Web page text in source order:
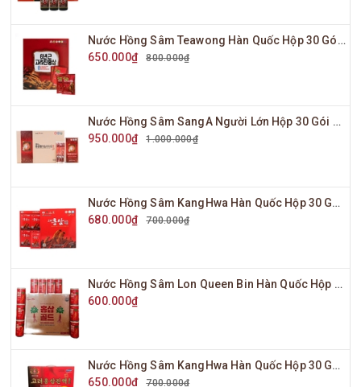
Nước Hồng Sâm Teawong Hàn Quốc Hộp 30 Gói x 70ml
650.000₫
800.000₫
Nước Hồng Sâm SangA Người Lớn Hộp 30 Gói x 10ml
950.000₫
1.000.000₫
Nước Hồng Sâm KangHwa Hàn Quốc Hộp 30 Gói x 70ml
680.000₫
700.000₫
Nước Hồng Sâm Lon Queen Bin Hàn Quốc Hộp 30 Lon x 175ml
600.000₫
Nước Hồng Sâm KangHwa Hàn Quốc Hộp 30 Gói x 80ml
650.000₫
700.000₫